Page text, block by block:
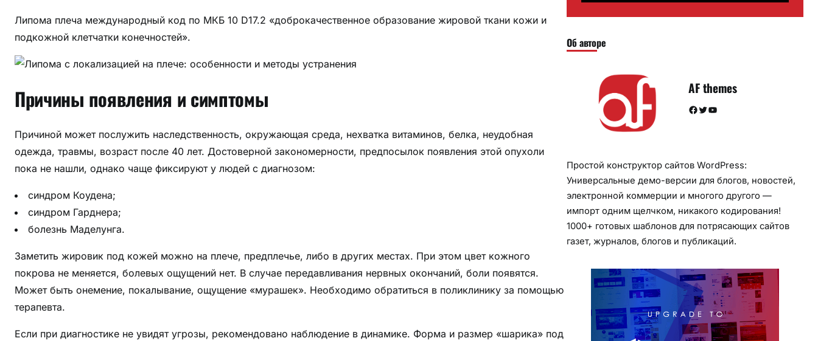
е
д
у
р
а
н
Липома плеча международный код по МКБ 10 D17.2 «доброкачественное образование жировой ткани кожи и
подкожной клетчатки конечностей».
Причины появления и симптомы
Причиной может послужить наследственность, окружающая среда, нехватка витаминов, белка, неудобная
одежда, травмы, возраст после 40 лет. Достоверной закономерности, предпосылок появления этой опухоли
пока не нашли, однако чаще фиксируют у людей с диагнозом:
синдром Коудена;
синдром Гарднера;
болезнь Маделунга.
Заметить жировик под кожей можно на плече, предплечье, либо в других местах. При этом цвет кожного
покрова не меняется, болевых ощущений нет. В случае передавливания нервных окончаний, боли появятся.
Может быть онемение, покалывание, ощущение «мурашек». Необходимо обратиться в поликлинику за помощью
терапевта.
Если при диагностике не увидят угрозы, рекомендовано наблюдение в динамике. Форма и размер «шарика» под
Об авторе
AF themes
Facebook Twitter YouTube
Простой конструктор сайтов WordPress:
Универсальные демо-версии для блогов, новостей,
электронной коммерции и многого другого —
импорт одним щелчком, никакого кодирования!
1000+ готовых шаблонов для потрясающих сайтов
газет, журналов, блогов и публикаций.